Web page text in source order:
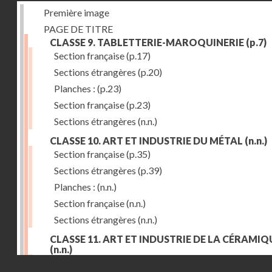
Première image
PAGE DE TITRE
CLASSE 9. TABLETTERIE-MAROQUINERIE (p.7)
Section française(p.17)
Sections étrangères (p.20)
Planches : (p.23)
Section française(p.23)
Sections étrangères (n.n.)
CLASSE 10. ART ET INDUSTRIE DU MÉTAL (n.n.)
Section française(p.35)
Sections étrangères (p.39)
Planches : (n.n.)
Section française(n.n.)
Sections étrangères (n.n.)
CLASSE 11. ART ET INDUSTRIE DE LA
(n.n.)